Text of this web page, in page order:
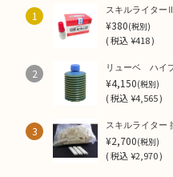
1 スキルライタ
¥380(税別)
(税込¥418 )
2 リューベ ハイ
¥4,150(税別)
(税込¥4,565 )
3 スキルライター
¥2,700(税別)
(税込¥2,970 )